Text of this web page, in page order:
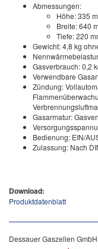
Abmessungen:
Höhe: 335
Breite: 640
Tiefe: 220
Gewicht: 4,8 kg
Gasverbrauch: 0,2
Verwendbare
Zündung:
Gasarmatur:
Bedienung: EIN/
Zulassung: Nach
Download:
Produktdatenblatt
Dessauer Gaszellen GmbH